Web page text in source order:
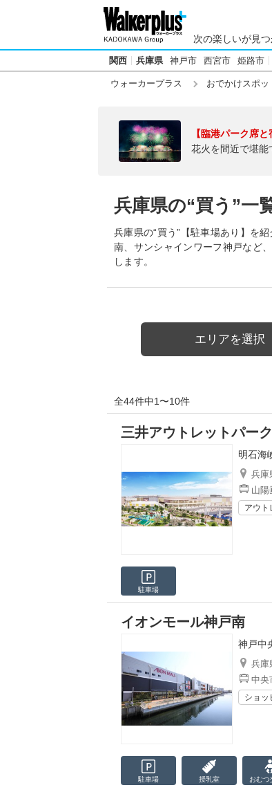
次の楽しいが見つ
関西 兵庫県 神戸市 西宮市 姫路市
ウォーカープラス おでかけスポッ
【臨港パーク席
花火を間近で堪能
兵庫県の“買う”一
兵庫県の“買う”【駐車場あり】を
南、サンシャインワーフ神戸など
します。
エリアを選択
全44件中1〜10件
三井アウトレットパー
明石海
兵庫
山陽
アウト
駐車場
イオンモール神戸南
神戸中
兵庫
中央
ショッ
駐車場 授乳室 おむつ